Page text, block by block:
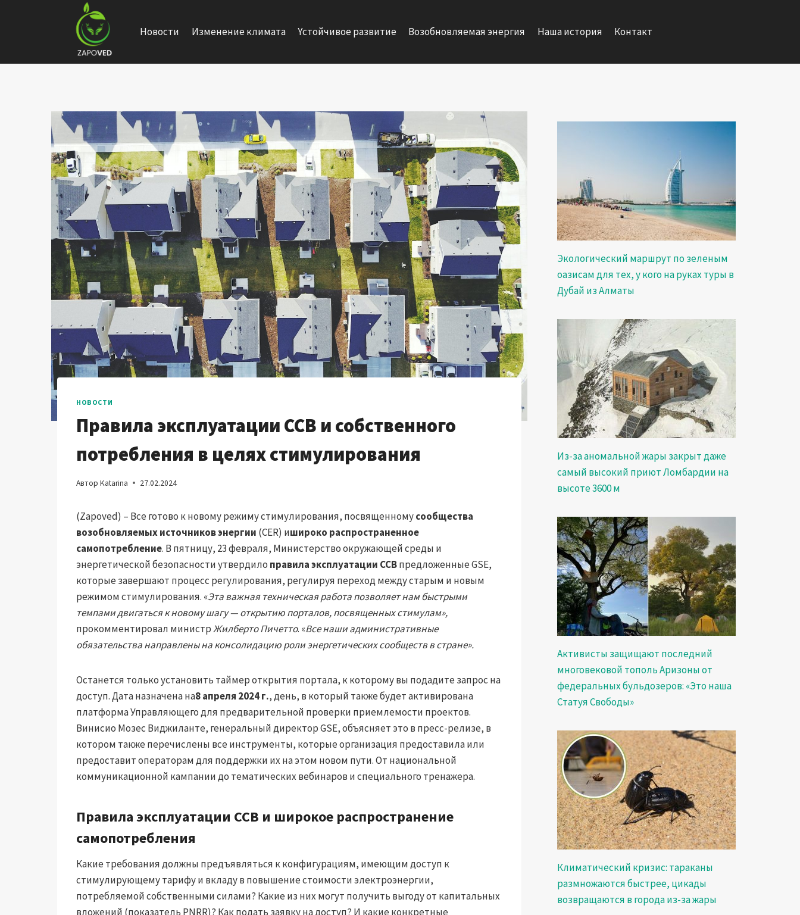
Новости Изменение климата Yстойчивое развитие Возобновляемая энергия Наша история Контакт
НОВОСТИ
Правила эксплуатации ССВ и собственного
потребления в целях стимулирования
Автор Katarina 27.02.2024
(Zapoved) – Все готово к новому режиму стимулирования, посвященномусообщества
возобновляемых источников энергии (CER) ишироко распространенное
самопотребление. В пятницу, 23 февраля, Министерство окружающей среды и
энергетической безопасности утвердило правила эксплуатации ССВпредложенные GSE,
которые завершают процесс регулирования, регулируя переход между старым и новым
режимом стимулирования. «Эта важная техническая работа позволяет нам быстрыми
темпами двигаться к новому шагу — открытию порталов, посвященных стимулам»,
прокомментировал министрЖилберто Пичетто. «Все наши административные
обязательства направлены на консолидацию роли энергетических сообществ в стране».
Останется только установить таймер открытия портала, к которому вы подадите запрос на
доступ. Дата назначена на8 апреля 2024 г., день, в который также будет активирована
платформа Управляющего для предварительной проверки приемлемости проектов.
Винисио Мозес Виджиланте, генеральный директор GSE, объясняет это в пресс-релизе, в
котором также перечислены все инструменты, которые организация предоставила или
предоставит операторам для поддержки их на этом новом пути. От национальной
коммуникационной кампании до тематических вебинаров и специального тренажера.
Правила эксплуатации ССВ и широкое распространение
самопотребления
Какие требования должны предъявляться к конфигурациям, имеющим доступ к
стимулирующему тарифу и вкладу в повышение стоимости электроэнергии,
потребляемой собственными силами? Какие из них могут получить выгоду от капитальных
вложений (показатель PNRR)? Как подать заявку на доступ? И какие конкретные
Экологический маршрут по зеленым
оазисам для тех, у кого на руках туры в
Дубай из Алматы
Из-за аномальной жары закрыт даже
самый высокий приют Ломбардии на
высоте 3600 м
Активисты защищают последний
многовековой тополь Аризоны от
федеральных бульдозеров: «Это наша
Статуя Свободы»
Климатический кризис: тараканы
размножаются быстрее, цикады
возвращаются в города из-за жары